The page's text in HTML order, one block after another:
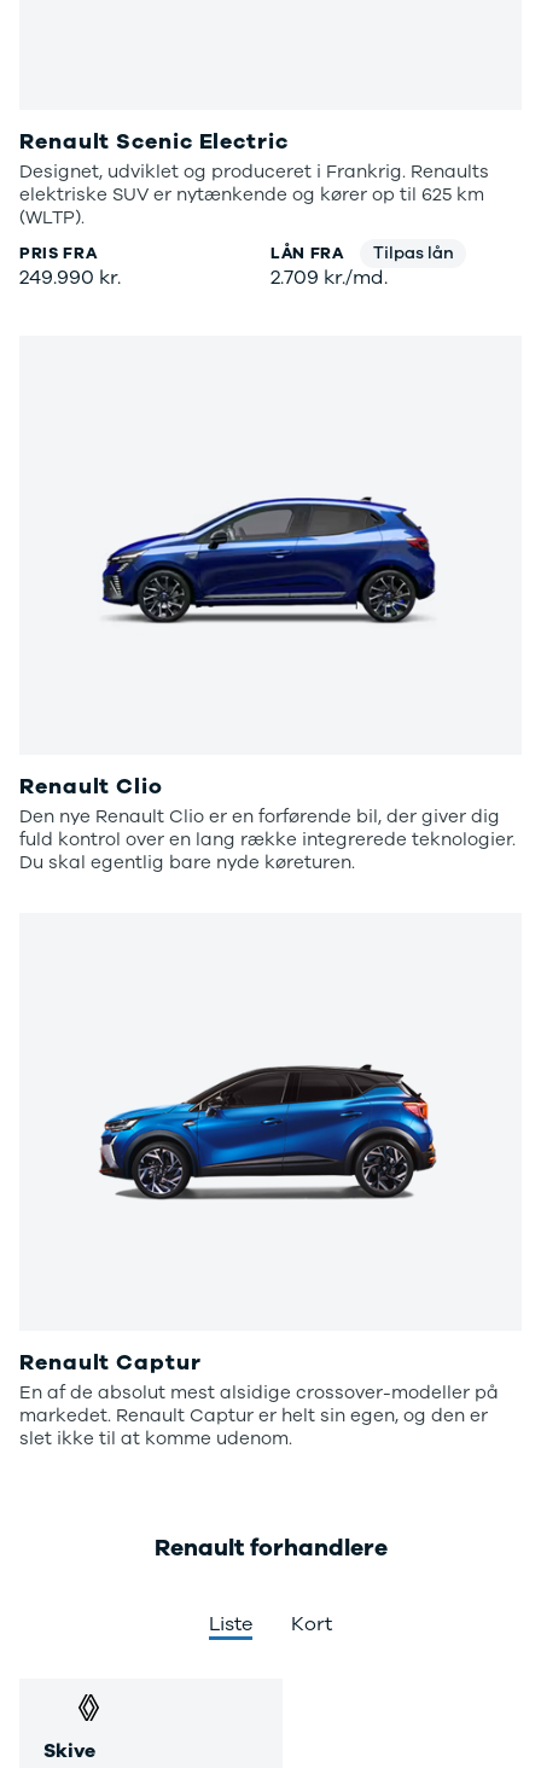
Renault Scenic Electric
Designet, udviklet og produceret i Frankrig. Renaults
elektriske SUV er nytænkende og kører op til 625 km
(WLTP).
PRIS FRA
249.990 kr.
LÅN FRA Tilpas lån
2.709 kr./md.
Renault Clio
Den nye Renault Clio er en forførende bil, der giver dig
fuld kontrol over en lang række integrerede teknologier.
Du skal egentlig bare nyde køreturen.
Renault Captur
En af de absolut mest alsidige crossover-modeller på
markedet. Renault Captur er helt sin egen, og den er
slet ikke til at komme udenom.
Renault forhandlere
Liste Kort
Skive